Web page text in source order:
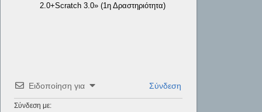
2.0+Scratch 3.0» (1η Δραστηριότητα)
Ειδοποίηση για Σύνδεση
Σύνδεση με: